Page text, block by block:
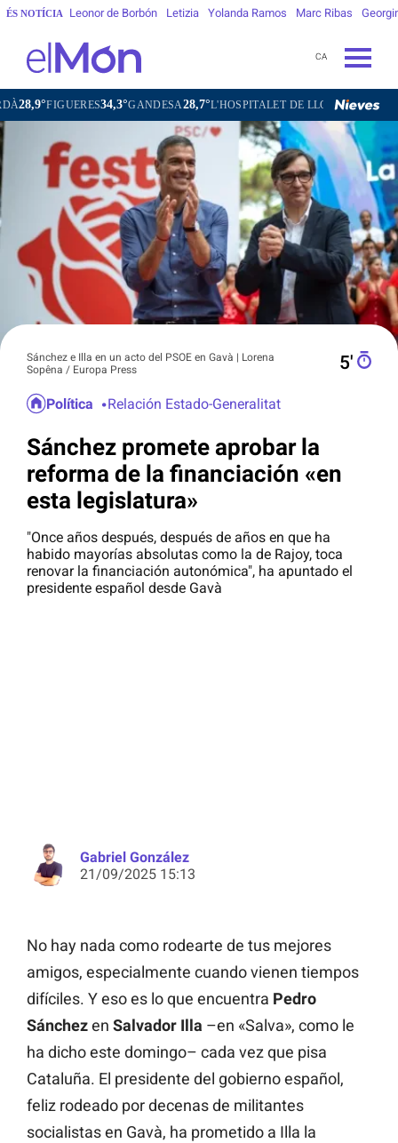
ÉS NOTÍCIA Leonor de Borbón Letizia Yolanda Ramos Marc Ribas
CA
34,3°GANDESA28,7°L'HOSPITALET DE LLOBREGAT31,0°SANT
Sánchez e Illa en un acto del PSOE en Gavà | Lorena
Sopêna / Europa Press
5′
Política Relación Estado-Generalitat
Sánchez promete aprobar la
reforma de la financiación «en
esta legislatura»
"Once años después, después de años en que ha
habido mayorías absolutas como la de Rajoy, toca
renovar la financiación autonómica", ha apuntado el
presidente español desde Gavà
Gabriel González
21/09/2025 15:13
No hay nada como rodearte de tus mejores
amigos, especialmente cuando vienen tiempos
difíciles. Y eso es lo que encuentra Pedro
Sánchezen Salvador Illa –en «Salva», como le
ha dicho este domingo– cada vez que pisa
Cataluña. El presidente del gobierno español,
feliz rodeado por decenas de militantes
socialistas en Gavà, ha prometido a Illa la